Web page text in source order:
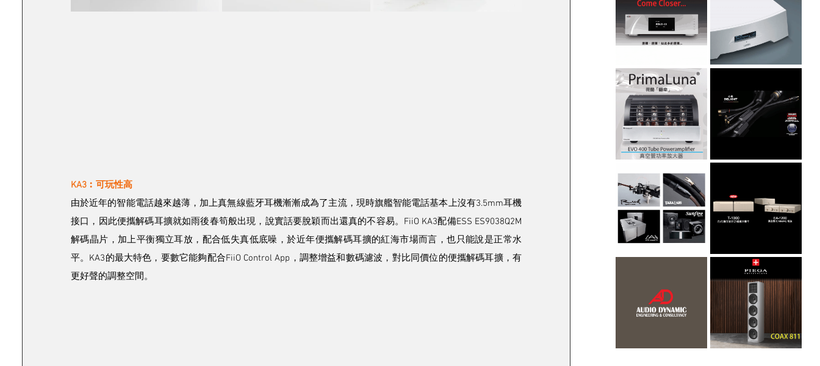
KA3︰可玩性高
由於近年的智能電話越來越薄，加上真無線藍牙耳機漸漸成為了主流，現時旗艦智能電話基本上沒有3.5mm耳機
接口，因此便攜解碼耳擴就如雨後春筍般出現，說實話要脫穎而出還真的不容易。FiiO KA3配備ESS ES9038Q2M
解碼晶片，加上平衡獨立耳放，配合低失真低底噪，於近年便攜解碼耳擴的紅海市場而言，也只能說是正常水
平。KA3的最大特色，要數它能夠配合FiiO Control App，調整增益和數碼濾波，對比同價位的便攜解碼耳擴，有
更好聲的調整空間。